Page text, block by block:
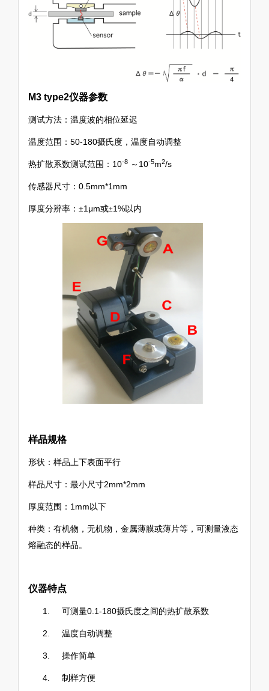
M3 type2仪器参数
测试方法：温度波的相位延迟
温度范围：50-180摄氏度，温度自动调整
热扩散系数测试范围：10-8 ～10-5m2/s
传感器尺寸：0.5mm*1mm
厚度分辨率： ±1μm或±1%以内
样品规格
形状：样品上下表面平行
样品尺寸：最小尺寸2mm*2mm
厚度范围：1mm以下
种类：有机物，无机物，金属薄膜或薄片等，可测量液态
熔融态的样品。
仪器特点
1. 可测量0.1-180摄氏度之间的热扩散系数
2. 温度自动调整
3. 操作简单
4. 制样方便